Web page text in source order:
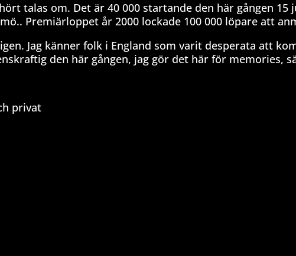
talas om. Det är 40 000 startande den här gången 15
Premiärloppet år 2000 lockade 100 000 löpare att
Jag känner folk i England som varit desperata att
den här gången, jag gör det här för memories,
privat